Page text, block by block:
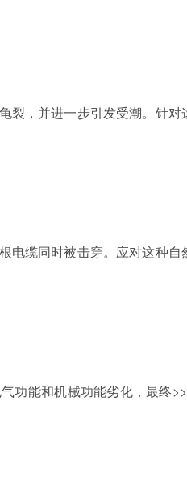
，并进一步引发受潮。针对
缆同时被击穿。应对这种自
功能和机械功能劣化，最终